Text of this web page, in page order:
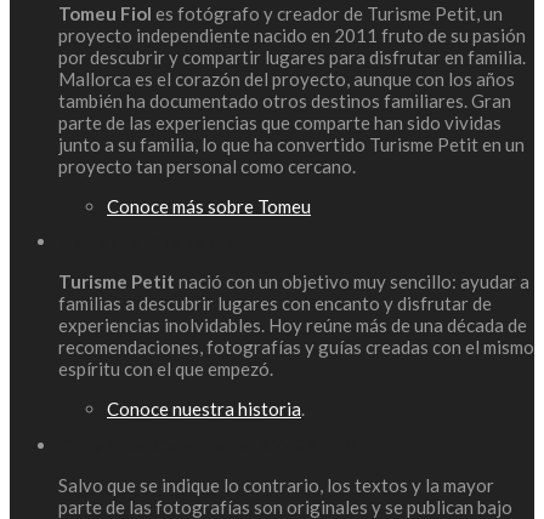
Tomeu Fiol es fotógrafo y creador de Turisme Petit, un
proyecto independiente nacido en 2011 fruto de su pasión
por descubrir y compartir lugares para disfrutar en familia.
Mallorca es el corazón del proyecto, aunque con los años
también ha documentado otros destinos familiares. Gran
parte de las experiencias que comparte han sido vividas
junto a su familia, lo que ha convertido Turisme Petit en un
proyecto tan personal como cercano.
Conoce más sobre Tomeu
Turisme Petit nació con un objetivo muy sencillo: ayudar a
familias a descubrir lugares con encanto y disfrutar de
experiencias inolvidables. Hoy reúne más de una década de
recomendaciones, fotografías y guías creadas con el mismo
espíritu con el que empezó.
Conoce nuestra historia.
Salvo que se indique lo contrario, los textos y la mayor
parte de las fotografías son originales y se publican bajo